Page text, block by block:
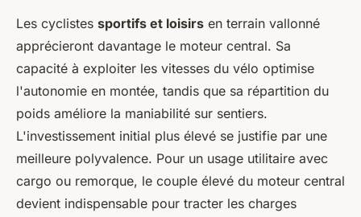
Les cyclistes sportifs et loisirs en terrain vallonné
apprécieront davantage le moteur central. Sa
capacité à exploiter les vitesses du vélo optimise
l'autonomie en montée, tandis que sa répartition du
poids améliore la maniabilité sur sentiers.
L'investissement initial plus élevé se justifie par une
meilleure polyvalence. Pour un usage utilitaire avec
cargo ou remorque, le couple élevé du moteur central
devient indispensable pour tracter les charges